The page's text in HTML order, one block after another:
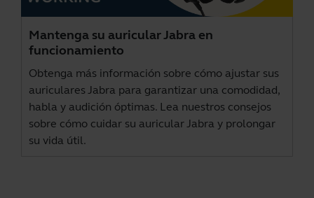
Mantenga su auricular Jabra en
funcionamiento
Obtenga más información sobre cómo ajustar sus
auriculares Jabra para garantizar una comodidad,
habla y audición óptimas. Lea nuestros consejos
sobre cómo cuidar su auricular Jabra y prolongar
su vida útil.